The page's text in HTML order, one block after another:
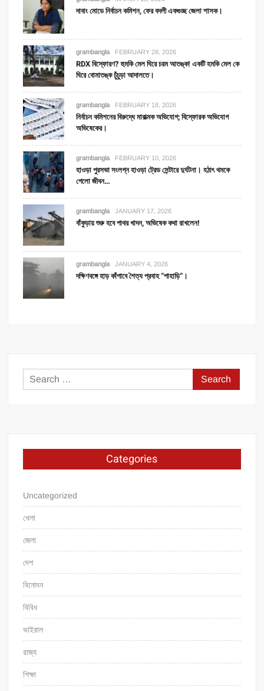
দাবাং মোডে নির্বাচন কমিশন, ফের বদলী একগুচ্ছ জেলা শাসক।
grambangla FEBRUARY 28, 2026
RDX বিস্ফোরণ? হুমকি মেল ঘিরে চরম আতঙ্ক! একটি হমকি মেল কে
ঘিরে বোমাতঙ্ক চুঁচুড়া আদালতে।
grambangla FEBRUARY 18, 2026
নির্বাচন কমিশনের বিরুদ্ধে মারাত্মক অভিযোগ; বিস্ফোরক অভিযোগ
অভিষেকের।
grambangla FEBRUARY 10, 2026
হাওড়া পুরসভা সংলগ্ন হাওড়া ট্রেড সেন্টারে দুর্ঘটনা। হঠাৎ থমকে
গেলো জীবন…
grambangla JANUARY 17, 2026
বাঁকুড়ায় শুরু হবে পাথর খাদন, অভিষেক কথা রাখলেন!
grambangla JANUARY 4, 2026
দক্ষিণবঙ্গে হাড় কাঁপাবে শৈত্য প্রবাহ “পাহাড়ি”।
Search
for:
Categories
Uncategorized
খেলা
জেলা
দেশ
বিনোদন
বিবিধ
ভাইরাল
রাজ্য
শিক্ষা